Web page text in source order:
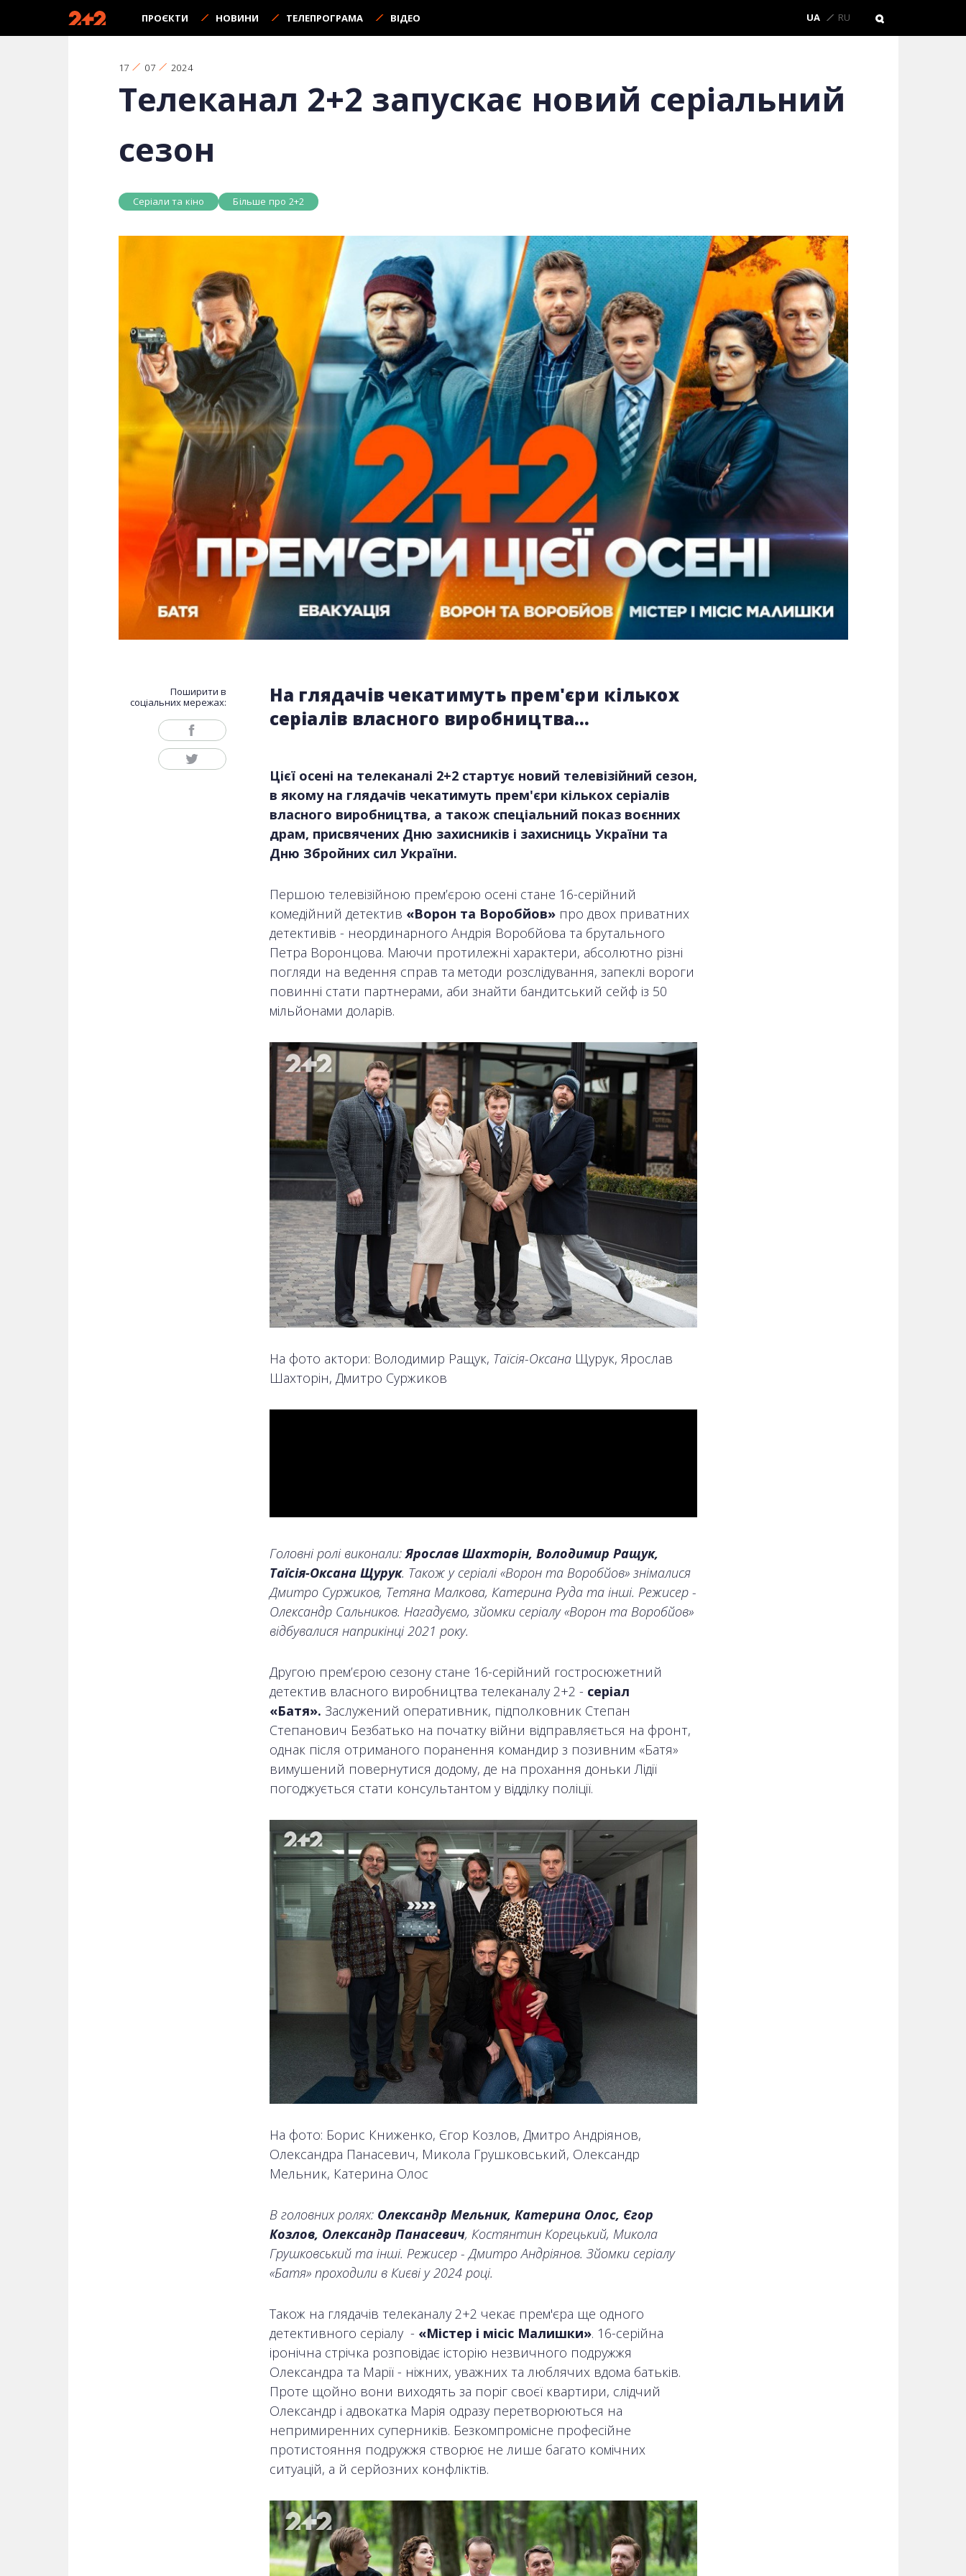
ПРОЄКТИ НОВИНИ ТЕЛЕПРОГРАМА ВІДЕО UA RU
17 07 2024
Телеканал 2+2 запускає новий серіальний
сезон
Серіали та кіно Більше про 2+2
Поширити в
соціальних мережах:
На глядачів чекатимуть прем'єри кількох
серіалів власного виробництва…
Цієї осені на телеканалі 2+2 стартує новий телевізійний сезон,
в якому на глядачів чекатимуть прем'єри кількох серіалів
власного виробництва, а також спеціальний показ воєнних
драм, присвячених Дню захисників і захисниць України та
Дню Збройних сил України.
Першою телевізійною прем’єрою осені стане 16-серійний
комедійний детектив «Ворон та Воробйов» про двох приватних
детективів - неординарного Андрія Воробйова та брутального
Петра Воронцова. Маючи протилежні характери, абсолютно різні
погляди на ведення справ та методи розслідування, запеклі вороги
повинні стати партнерами, аби знайти бандитський сейф із 50
мільйонами доларів.
На фото актори: Володимир Ращук, Таїсія-ОксанаЩурук, Ярослав
Шахторін, Дмитро Суржиков
Головні ролі виконали:Ярослав Шахторін, Володимир Ращук,
Таїсія-Оксана Щурук. Також у серіалі «Ворон та Воробйов» знімалися
Дмитро Суржиков, Тетяна Малкова, Катерина Руда та інші. Режисер -
Олександр Сальников. Нагадуємо, зйомки серіалу «Ворон та Воробйов»
відбувалися наприкінці 2021 року.
Другою прем’єрою сезону стане 16-серійний гостросюжетний
детектив власного виробництва телеканалу 2+2 - серіал
«Батя». Заслужений оперативник, підполковник Степан
Степанович Безбатько на початку війни відправляється на фронт,
однак після отриманого поранення командир з позивним «Батя»
вимушений повернутися додому, де на прохання доньки Лідії
погоджується стати консультантом у відділку поліції.
На фото: Борис Книженко, Єгор Козлов, Дмитро Андріянов,
Олександра Панасевич, Микола Грушковський, Олександр
Мельник, Катерина Олос
В головних ролях: Олександр Мельник, Катерина Олос, Єгор
Козлов, Олександр Панасевич, Костянтин Корецький, Микола
Грушковський та інші. Режисер - Дмитро Андріянов. Зйомки серіалу
«Батя» проходили в Києві у 2024 році.
Також на глядачів телеканалу 2+2 чекає прем'єра ще одного
детективного серіалу - «Містер і місіс Малишки». 16-серійна
іронічна стрічка розповідає історію незвичного подружжя
Олександра та Марії - ніжних, уважних та люблячих вдома батьків.
Проте щойно вони виходять за поріг своєї квартири, слідчий
Олександр і адвокатка Марія одразу перетворюються на
непримиренних суперників. Безкомпромісне професійне
протистояння подружжя створює не лише багато комічних
ситуацій, а й серйозних конфліктів.